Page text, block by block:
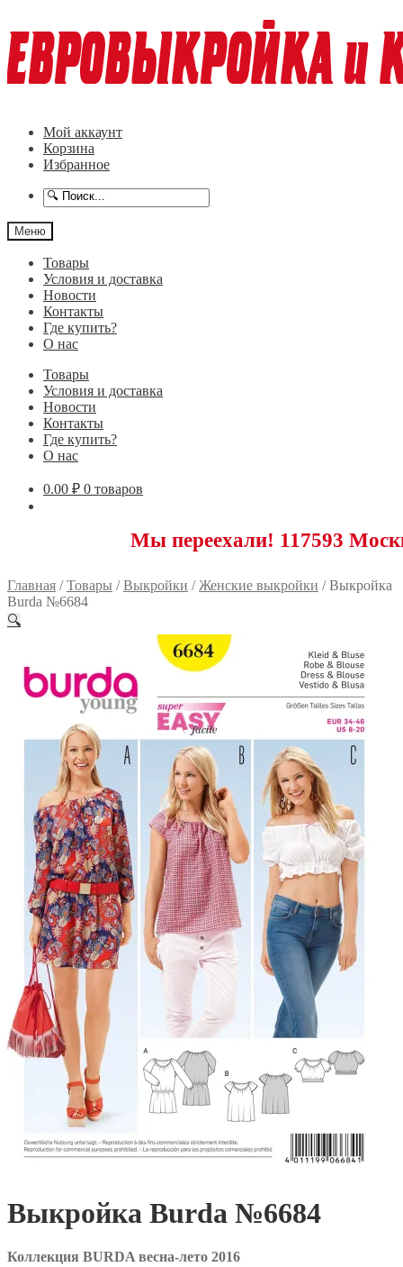
к
навигации
к
содержимому
Мой аккаунт
Корзина
Избранное
Меню
Товары
Условия и доставка
Новости
Контакты
Где купить?
О нас
Товары
Условия и доставка
Новости
Контакты
Где купить?
О нас
0.00 ₽ 0 товаров
Мы переехали! 117593 Москва,
Главная /Товары /Выкройки /Женские выкройки /Выкройка
Burda №6684
🔍
Выкройка Burda №6684
Коллекция BURDA весна-лето 2016